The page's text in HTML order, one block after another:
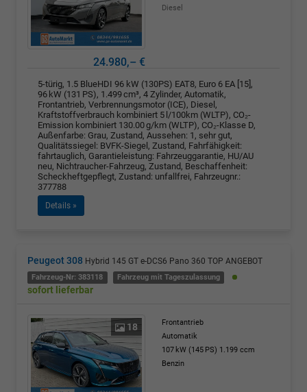
Diesel
24.980,– €
5-türig, 1.5 BlueHDI 96 kW (130PS) EAT8, Euro 6 EA [15],
96 kW (131 PS), 1.499 cm³, 4 Zylinder, Automatik,
Frontantrieb, Verbrennungsmotor (ICE), Diesel,
Kraftstoffverbrauch kombiniert 5 l/100km (WLTP), CO₂-
Emission kombiniert 130.00 g/km (WLTP), CO₂-Klasse D,
Außenfarbe: Grau, Zustand, Aussehen: 1, sehr gut,
Qualitätssiegel: BVFK-Siegel, Zustand, Fahrfähigkeit:
fahrtauglich, Garantieleistung: Fahrzeuggarantie, HU/AU
neu, Nichtraucher-Fahrzeug, Zustand, Beschaffenheit:
Scheckheftgepflegt, Zustand: unfallfrei, Fahrzeugnr.:
377788
Details »
Peugeot 308 Hybrid 145 GT e-DCS6 Pano 360 TOP ANGEBOT
Fahrzeug-Nr: 383118 Fahrzeug mit Tageszulassung
sofort lieferbar
18
Frontantrieb
Automatik
107 kW (145 PS) 1.199 ccm
Benzin